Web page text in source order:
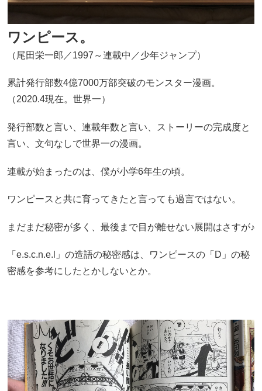
ワンピース。
（尾田栄一郎／1997～連載中／少年ジャンプ）
累計発行部数4億7000万部突破のモンスター漫画。
（2020.4現在。世界一）
発行部数と言い、連載年数と言い、ストーリーの完成度と
言い、文句なしで世界一の漫画。
連載が始まったのは、僕が小学6年生の頃。
ワンピースと共に育ってきたと言っても過言ではない。
まだまだ秘密が多く、最後まで目が離せない展開はさすが♪
「e.s.c.n.e.l」の造語の秘密感は、ワンピースの「D」の秘
密感を参考にしたとかしないとか。